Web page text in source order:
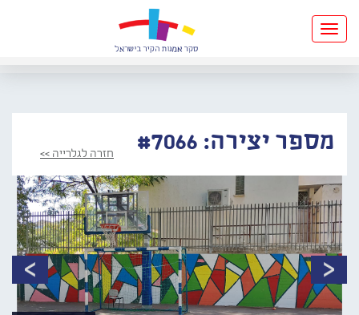
Toggle
navigation
מספר יצירה: #7066 חזרה לגלרייה >>